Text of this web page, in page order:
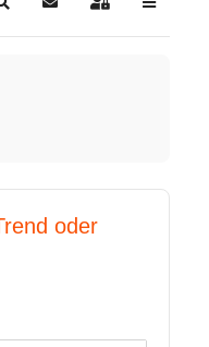
SearchUpdates abonnieren
Sign In
oder